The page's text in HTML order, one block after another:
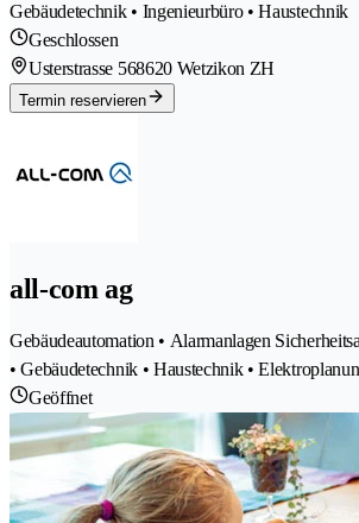
Gebäudetechnik • Ingenieurbüro • Haustechnik
Geschlossen
Usterstrasse 568620 Wetzikon ZH
Termin reservieren
all-com ag
Gebäudeautomation • Alarmanlagen
• Gebäudetechnik • Haustechnik •
Geöffnet